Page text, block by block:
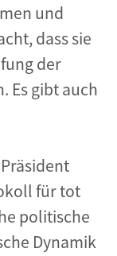
und
dass sie
der
Es gibt auch
für tot
politische
Dynamik